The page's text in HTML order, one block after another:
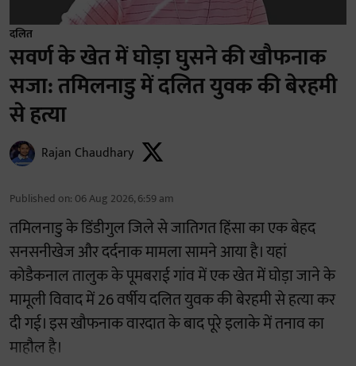
दलित
सवर्ण के खेत में घोड़ा घुसने की खौफनाक
सजा: तमिलनाडु में दलित युवक की बेरहमी
से हत्या
Rajan Chaudhary
Published on: 06 Aug 2026, 6:59 am
तमिलनाडु के डिंडीगुल जिले से जातिगत हिंसा का एक बेहद
सनसनीखेज और दर्दनाक मामला सामने आया है। यहां
कोडैकनाल तालुक के पूमबराई गांव में एक खेत में घोड़ा जाने के
मामूली विवाद में 26 वर्षीय दलित युवक की बेरहमी से हत्या कर
दी गई। इस खौफनाक वारदात के बाद पूरे इलाके में तनाव का
माहौल है।